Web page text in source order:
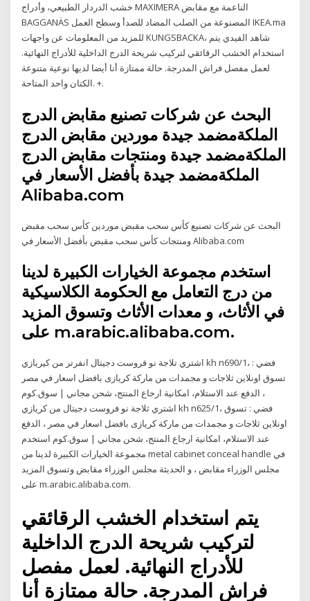
خشب الدردار الطبيعي، وأدراج MAXIMERA الناعمة مع مقابض
BAGGANÄS المصنوعة من الصلب المضاد للصدأ وسطح العمل IKEA.ma
للمزيد من المعلومات عن واجهات KUNGSBACKA، شاهد الفيدي يتم
استخدام الخشب الرقائقي لتركيب شريحة الدرج الداخلية للأدراج النهائية.
لعمل مفصل فراش المدرجة. حالة ممتازة أنا أيضا لديها نوعية متنوعة
الكتان واحد المتاحة. +.
البحث عن شركات تصنيع مقابض الدرج
الملكةمضمد جيدة موردين مقابض الدرج
الملكةمضمد جيدة ومنتجات مقابض الدرج
الملكةمضمد جيدة بأفضل الأسعار في
Alibaba.com
البحث عن شركات تصنيع كأس سحب مقبض موردين كأس سحب مقبض
ومنتجات كأس سحب مقبض بأفضل الأسعار في Alibaba.com
استخدم مجموعة الخيارات الكبيرة لدينا
من درج التعامل مع الحكومة الكلاسيكية
في الأثاث، و معدات الأثاث وتسوق المزيد
على m.arabic.alibaba.com.
اشتري تلاجة نو فروست دجيتال انفرتر من كيريازي kh n690/1، فضي :
تسوق اونلاين ثلاجات و مجمدات من ماركة كريازى بافضل اسعار في مصر
، الدفع عند الاستلام، امكانية ارجاع المنتج، شحن مجاني | سوق.كوم
اشتري ثلاجة نو فروست دجيتال من كريازي kh n625/1، فضي : تسوق
اونلاين ثلاجات و مجمدات من ماركة كريازى بافضل اسعار في مصر ، الدفع
عند الاستلام، امكانية ارجاع المنتج، شحن مجاني | سوق.كوم استخدم
مجموعة الخيارات الكبيرة لدينا من metal cabinet conceal handle في
مجلس الوزراء مقابض ، و الحديثة مجلس الوزراء مقابض وتسوق المزيد
على m.arabic.alibaba.com.
يتم استخدام الخشب الرقائقي
لتركيب شريحة الدرج الداخلية
للأدراج النهائية. لعمل مفصل
فراش المدرجة. حالة ممتازة أنا